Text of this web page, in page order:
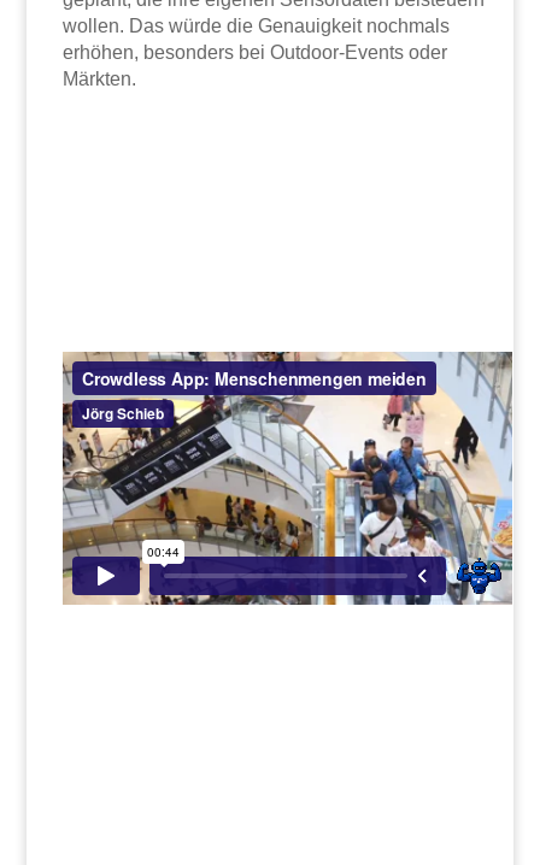
wollen. Das würde die Genauigkeit nochmals
erhöhen, besonders bei Outdoor-Events oder
Märkten.